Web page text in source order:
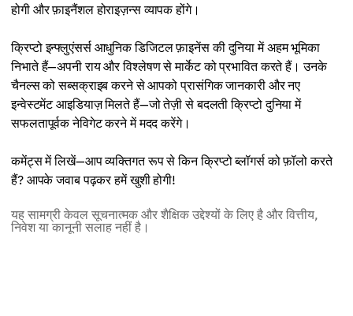
होगी और फ़ाइनैंशल होराइज़न्स व्यापक होंगे।
क्रिप्टो इन्फ्लुएंसर्स आधुनिक डिजिटल फ़ाइनेंस की दुनिया में अहम भूमिका
निभाते हैं—अपनी राय और विश्लेषण से मार्केट को प्रभावित करते हैं। उनके
चैनल्स को सब्सक्राइब करने से आपको प्रासंगिक जानकारी और नए
इन्वेस्टमेंट आइडियाज़ मिलते हैं—जो तेज़ी से बदलती क्रिप्टो दुनिया में
सफलतापूर्वक नेविगेट करने में मदद करेंगे।
कमेंट्स में लिखें—आप व्यक्तिगत रूप से किन क्रिप्टो ब्लॉगर्स को फ़ॉलो करते
हैं? आपके जवाब पढ़कर हमें खुशी होगी!
यह सामग्री केवल सूचनात्मक और शैक्षिक उद्देश्यों के लिए है और वित्तीय,
निवेश या कानूनी सलाह नहीं है।